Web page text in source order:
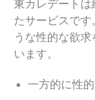
東カレデートは
たサービスで
うな性的な欲
います。
一方的に性